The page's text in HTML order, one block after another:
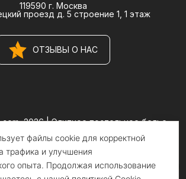
119590 г. Москва
проезд д. 5 строение 1, 1 этаж
ОТЗЫВЫ О НАС
2026 |Элитное постельное белье
носит информационный характер и не
является публичной офертой
файлы cookie для корректной
трафика и улучшения
опыта. Продолжая использование